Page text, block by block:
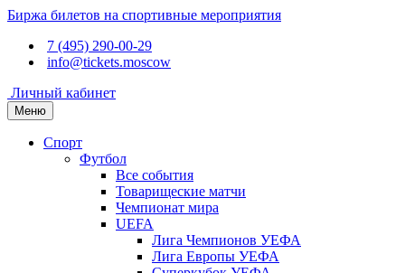
Биржа билетов на спортивные мероприятия
7 (495) 290-00-29
info@tickets.moscow
Личный кабинет
Меню
Спорт
Футбол
Все события
Товарищеские матчи
Чемпионат мира
UEFA
Лига Чемпионов УЕФА
Лига Европы УЕФА